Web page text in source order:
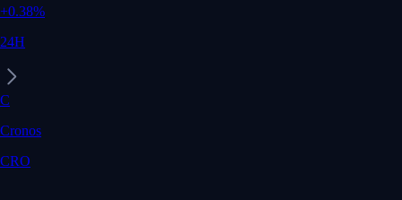
+0.38%
24H
C
Cronos
CRO